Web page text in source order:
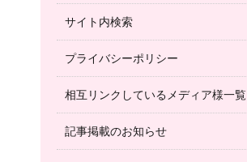
サイト内検索
プライバシーポリシー
相互リンクしているメディア様一覧
記事掲載のお知らせ